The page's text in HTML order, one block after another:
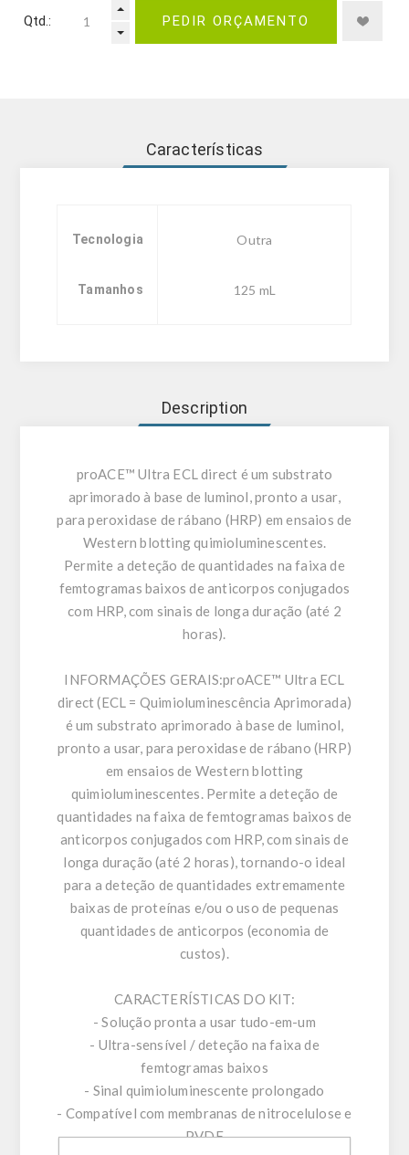
Qtd.: PEDIR ORÇAMENTO
Características
Tecnologia Outra
Tamanhos 125 mL
Description
proACE™ Ultra ECL direct é um substrato
aprimorado à base de luminol, pronto a usar,
para peroxidase de rábano (HRP) em ensaios de
Western blotting quimioluminescentes.
Permite a deteção de quantidades na faixa de
femtogramas baixos de anticorpos conjugados
com HRP, com sinais de longa duração (até 2
horas).
INFORMAÇÕES GERAIS:proACE™ Ultra ECL
direct (ECL = Quimioluminescência Aprimorada)
é um substrato aprimorado à base de luminol,
pronto a usar, para peroxidase de rábano (HRP)
em ensaios de Western blotting
quimioluminescentes. Permite a deteção de
quantidades na faixa de femtogramas baixos de
anticorpos conjugados com HRP, com sinais de
longa duração (até 2 horas), tornando-o ideal
para a deteção de quantidades extremamente
baixas de proteínas e/ou o uso de pequenas
quantidades de anticorpos (economia de
custos).
CARACTERÍSTICAS DO KIT:
- Solução pronta a usar tudo-em-um
- Ultra-sensível / deteção na faixa de
femtogramas baixos
- Sinal quimioluminescente prolongado
- Compatível com membranas de nitrocelulose e
PVDF